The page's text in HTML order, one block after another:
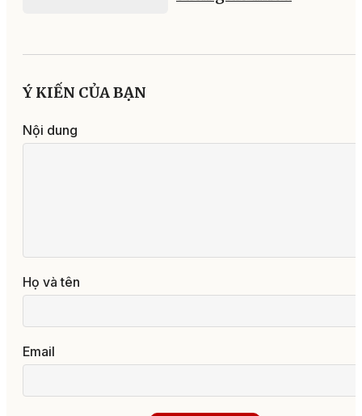
Ý KIẾN CỦA BẠN
Nội dung
Họ và tên
Email